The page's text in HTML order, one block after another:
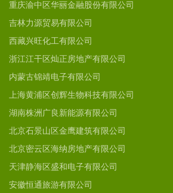
重庆渝中区华丽金融股份有限公司
吉林力源贸易有限公司
西藏兴旺化工有限公司
浙江江干区灿正房地产有限公司
内蒙古锦靖电子有限公司
上海黄浦区创辉生物科技有限公司
湖南株洲广良新能源有限公司
北京石景山区金鹰建筑有限公司
北京密云区海纳房地产有限公司
天津静海区盛和电子有限公司
安徽恒通旅游有限公司